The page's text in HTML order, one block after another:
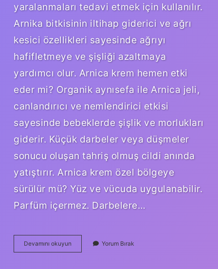
yaralanmaları tedavi etmek için kullanılır.
Arnika bitkisinin iltihap giderici ve ağrı
kesici özellikleri sayesinde ağrıyı
hafifletmeye ve şişliği azaltmaya
yardımcı olur. Arnica krem hemen etki
eder mi? Organik aynısefa ile Arnica jeli,
canlandırıcı ve nemlendirici etkisi
sayesinde bebeklerde şişlik ve morlukları
giderir. Küçük darbeler veya düşmeler
sonucu oluşan tahriş olmuş cildi anında
yatıştırır. Arnica krem özel bölgeye
sürülür mü? Yüz ve vücuda uygulanabilir.
Parfüm içermez. Darbelere…
Devamını okuyun
Jel
Yorum Bırak